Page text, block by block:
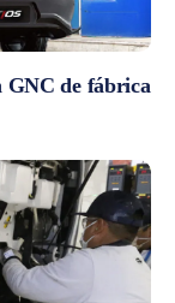
GNC de fábrica